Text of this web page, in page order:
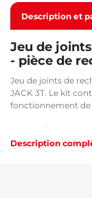
Description et
Jeu de
- pièce de
Jeu de joints de
JACK 3T. Le kit
fonctionnement de
Compatible avec :
SIXTOL SX
Description